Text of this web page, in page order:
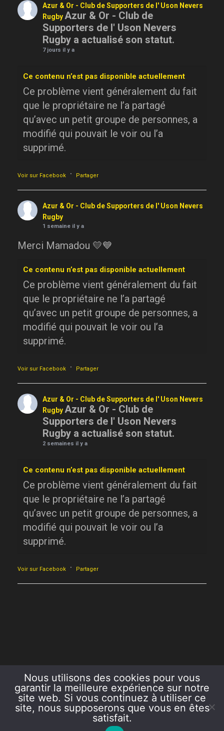
Azur & Or - Club de Supporters de l' Uson Nevers
RugbyAzur & Or - Club de
Supporters de l' Uson Nevers
Rugby a actualisé son statut.
7 jours il y a
Ce contenu n’est pas disponible actuellement
Ce problème vient généralement du fait
que le propriétaire ne l’a partagé
qu’avec un petit groupe de personnes, a
modifié qui pouvait le voir ou l’a
supprimé.
Voir sur Facebook · Partager
Azur & Or - Club de Supporters de l' Uson Nevers
Rugby
1 semaine il y a
Merci Mamadou 💛💙
Ce contenu n’est pas disponible actuellement
Ce problème vient généralement du fait
que le propriétaire ne l’a partagé
qu’avec un petit groupe de personnes, a
modifié qui pouvait le voir ou l’a
supprimé.
Voir sur Facebook · Partager
Azur & Or - Club de Supporters de l' Uson Nevers
RugbyAzur & Or - Club de
Supporters de l' Uson Nevers
Rugby a actualisé son statut.
2 semaines il y a
Ce contenu n’est pas disponible actuellement
Ce problème vient généralement du fait
que le propriétaire ne l’a partagé
qu’avec un petit groupe de personnes, a
modifié qui pouvait le voir ou l’a
supprimé.
Voir sur Facebook · Partager
COPYRIGHT 2026 AZUR ET OR
Nous utilisons des cookies pour vous
garantir la meilleure expérience sur notre
site web. Si vous continuez à utiliser ce
site, nous supposerons que vous en êtes
satisfait.